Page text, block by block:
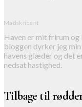
Madskribent
Haven er mit frirum
bloggen dyrker jeg
havens glæder og det
nedsat hastighed.
Tilbage til